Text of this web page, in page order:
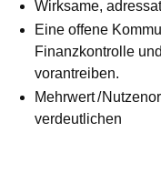
Wirksame,
Eine offene
Finanzkontrolle
vorantreiben.
Mehrwert /
verdeutlichen